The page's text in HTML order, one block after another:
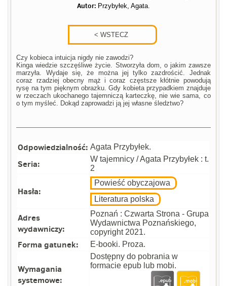
Autor: Przybyłek, Agata.
Czy kobieca intuicja nigdy nie zawodzi?
Kinga wiedzie szczęśliwe życie. Stworzyła dom, o jakim zawsze
marzyła. Wydaje się, że można jej tylko zazdrościć. Jednak
coraz rzadziej obecny mąż i coraz częstsze kłótnie powodują
rysę na tym pięknym obrazku. Gdy kobieta przypadkiem znajduje
w rzeczach ukochanego tajemniczą karteczkę, nie wie sama, co
o tym myśleć. Dokąd zaprowadzi ją jej własne śledztwo?
Odpowiedzialność: Agata Przybyłek.
Seria:
W tajemnicy / Agata Przybyłek : t.
2
Hasła:
Powieść obyczajowa
Literatura polska
Adres
wydawniczy:
Poznań : Czwarta Strona - Grupa
Wydawnictwa Poznańskiego,
copyright 2021.
Forma gatunek: E-booki. Proza.
Wymagania
systemowe:
Dostępny do pobrania w
formacie epub lub mobi.